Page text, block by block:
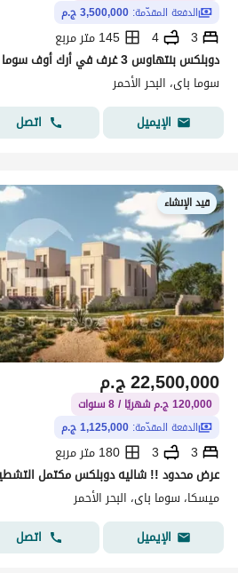
الدفعة المقدّمة: 3,500,000 ج.م
3
4
145 متر مربع
دوبلكس بنتهاوس 3 غرف في أرك أوف سوما - سوماباي
سوما باى، البحر الأحمر
الإيميل
اتصل
قيد الإنشاء
ج.م22,500,000
120,000 ج.م شهريًا / 8 سنوات
الدفعة المقدّمة: 1,125,000 ج.م
3
3
180 متر مربع
ميسكا، سوما باى، البحر الأحمر
الإيميل
اتصل